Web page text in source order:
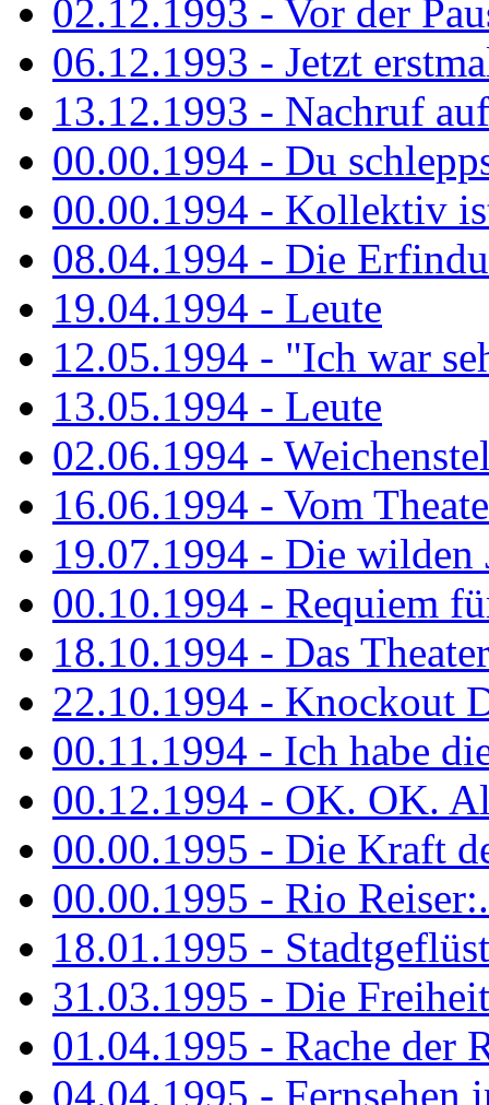
02.12.1993 - Vor der
06.12.1993 - Jetzt
13.12.1993 - Nachruf
00.00.1994 - Du
00.00.1994 - Kollektiv
08.04.1994 - Die
19.04.1994 - Leute
12.05.1994 - "Ich war
13.05.1994 - Leute
02.06.1994 -
16.06.1994 - Vom
19.07.1994 - Die wilden
00.10.1994 - Requiem
18.10.1994 - Das
22.10.1994 - Knockout
00.11.1994 - Ich habe
00.12.1994 - OK. OK.
00.00.1995 - Die Kraft
00.00.1995 - Rio
18.01.1995 -
31.03.1995 - Die
01.04.1995 - Rache der
04.04.1995 - Fernsehen